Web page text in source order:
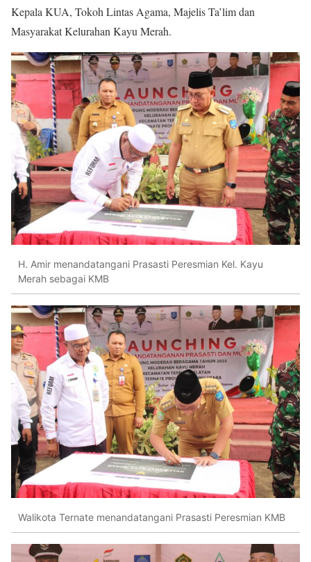
Kepala KUA, Tokoh Lintas Agama, Majelis Ta’lim dan
Masyarakat Kelurahan Kayu Merah.
H. Amir menandatangani Prasasti Peresmian Kel. Kayu
Merah sebagai KMB
Walikota Ternate menandatangani Prasasti Peresmian KMB